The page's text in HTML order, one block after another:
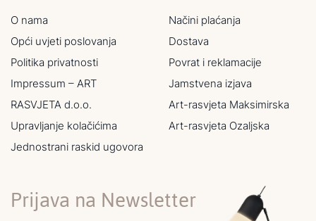
O nama
Opći uvjeti poslovanja
Politika privatnosti
Impressum – ART
RASVJETA d.o.o.
Upravljanje kolačićima
Jednostrani raskid ugovora
Načini plaćanja
Dostava
Povrat i reklamacije
Jamstvena izjava
Art-rasvjeta Maksimirska
Art-rasvjeta Ozaljska
Prijava na Newsletter